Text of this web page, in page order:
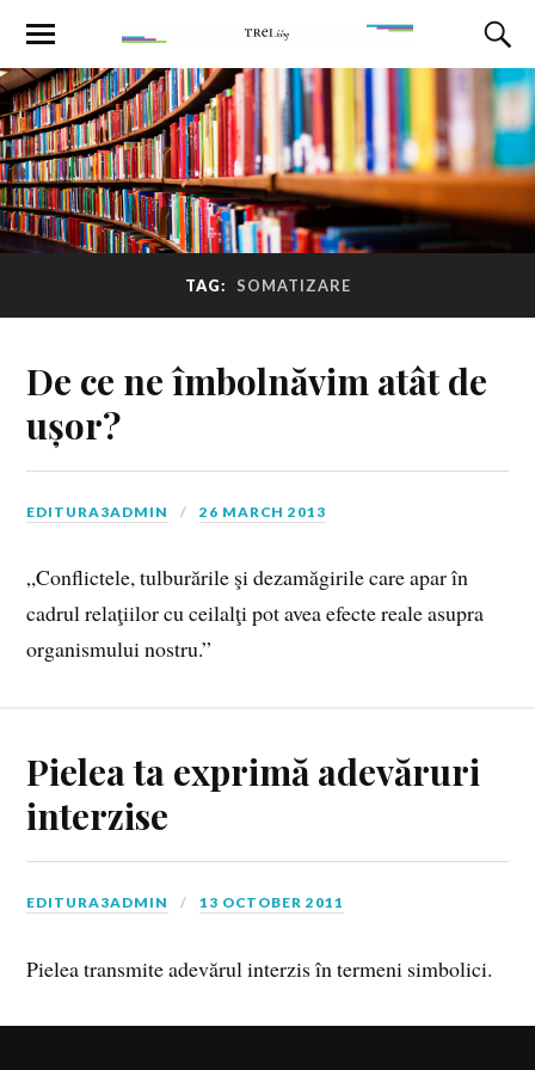
TAG: SOMATIZARE
De ce ne îmbolnăvim atât de
ușor?
EDITURA3ADMIN 26 MARCH 2013
„Conflictele, tulburările şi dezamăgirile care apar în
cadrul relaţiilor cu ceilalţi pot avea efecte reale asupra
organismului nostru.”
Pielea ta exprimă adevăruri
interzise
EDITURA3ADMIN 13 OCTOBER 2011
Pielea transmite adevărul interzis în termeni simbolici.